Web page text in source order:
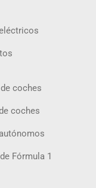
coches
coches
Fórmula 1